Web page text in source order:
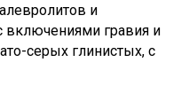
и
включениями гравия и
серых глинистых, с